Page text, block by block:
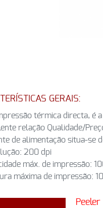
GERAIS:
térmica directa, é
relação Qualidade/
de alimentação situa-se
200 dpi
máx. de impressão:
máxima de impressão:
Peeler